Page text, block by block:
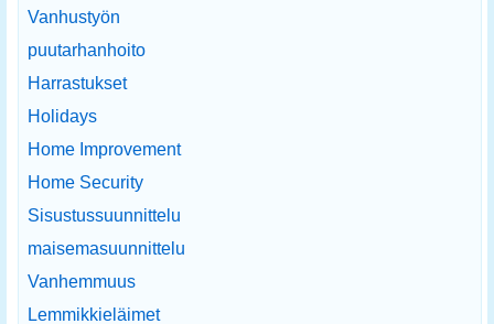
Vanhustyön
puutarhanhoito
Harrastukset
Holidays
Home Improvement
Home Security
Sisustussuunnittelu
maisemasuunnittelu
Vanhemmuus
Lemmikkieläimet